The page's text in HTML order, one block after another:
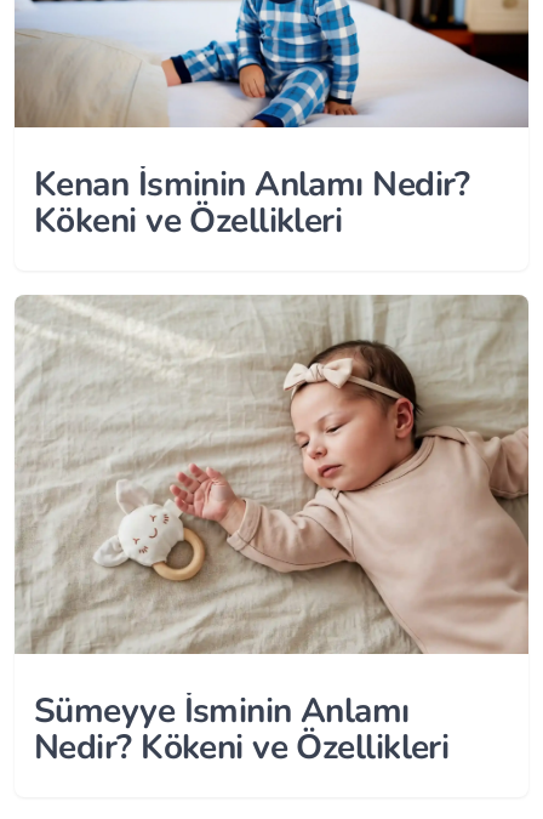
Kenan İsminin Anlamı Nedir?
Kökeni ve Özellikleri
Sümeyye İsminin Anlamı
Nedir? Kökeni ve Özellikleri